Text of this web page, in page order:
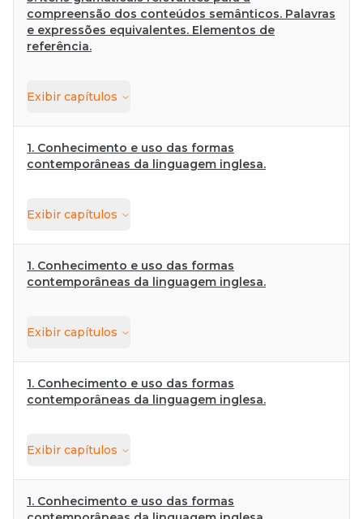
compreensão dos conteúdos semânticos. Palavras
e expressões equivalentes. Elementos de
referência.
Exibir capítulos
1. Conhecimento e uso das formas
contemporâneas da linguagem inglesa.
Exibir capítulos
1. Conhecimento e uso das formas
contemporâneas da linguagem inglesa.
Exibir capítulos
1. Conhecimento e uso das formas
contemporâneas da linguagem inglesa.
Exibir capítulos
1. Conhecimento e uso das formas